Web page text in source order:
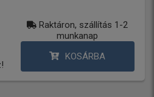
Raktáron, szállítás 1-2
munkanap
KOSÁRBA